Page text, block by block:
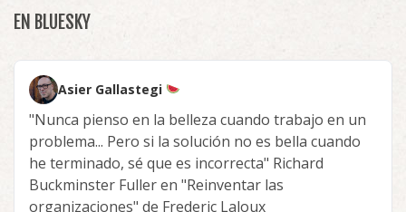
EN BLUESKY
Asier Gallastegi
"Nunca pienso en la belleza cuando trabajo en un
problema... Pero si la solución no es bella cuando
he terminado, sé que es incorrecta" Richard
Buckminster Fuller en "Reinventar las
organizaciones" de Frederic Laloux